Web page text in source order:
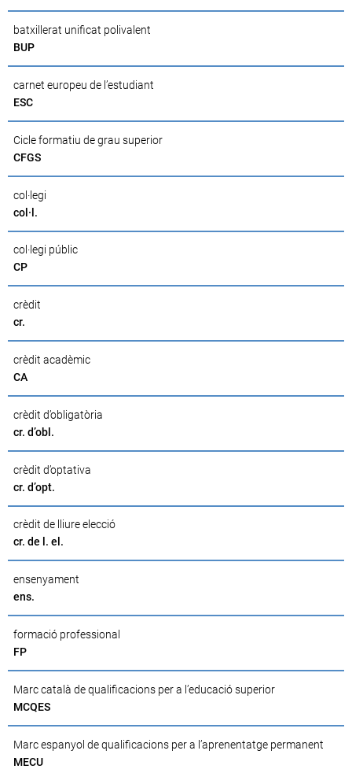
batxillerat unificat polivalent
BUP
carnet europeu de l’estudiant
ESC
Cicle formatiu de grau superior
CFGS
col·legi
col·l.
col·legi públic
CP
crèdit
cr.
crèdit acadèmic
CA
crèdit d’obligatòria
cr. d’obl.
crèdit d’optativa
cr. d’opt.
crèdit de lliure elecció
cr. de l. el.
ensenyament
ens.
formació professional
FP
Marc català de qualificacions per a l’educació superior
MCQES
Marc espanyol de qualificacions per a l’aprenentatge permanent
MECU